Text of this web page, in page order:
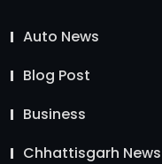
Auto News
Blog Post
Business
Chhattisgarh News